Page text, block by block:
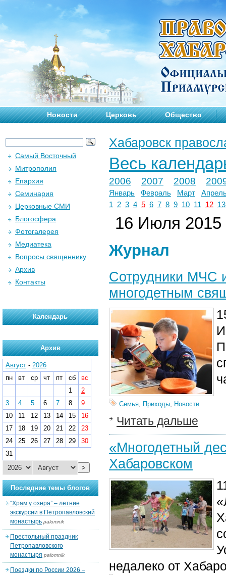
Новости Церковь Общество
Хабаровск
Весь
2006 2007 2008
Январь Февраль Март
1
2 3 4 5 6 7 8 9 10 11 12 13
16 Июля 2015
Журнал
Сотрудники МЧС
многодетным
Семья, Приходы, Новости
Читать дальше
«Многодетный
Хабаровском
недалеко от
Самый Восточный
Митрополия
Епархия
Семинария
Церковные СМИ
Блогосфера
Фотогалерея
Медиатека
Вопросы священнику
Архив
Контакты
Календарь
Архив
Август - 2026
пн
вт ср чт пт сб
вс
1
2
3
4 5 6 7 8
9
10
11 12 13 14 15
16
17
18 19 20 21 22
23
24
25 26 27 28 29
30
31
>
Последние темы блогов
“Храм у озера” – летние
экскурсии в Петропавловский
монастырь palomnik
Престольный праздник
Петропавловского
монастыря palomnik
Поездки по России 2026 –